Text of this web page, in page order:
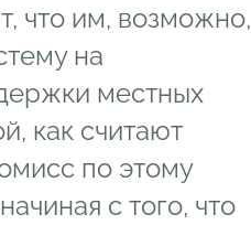
что им, возможно,
на
местных
как считают
по этому
с того, что